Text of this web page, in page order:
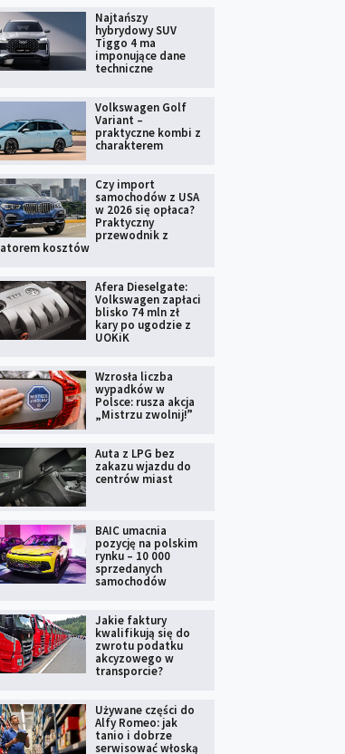
Najtańszy
hybrydowy SUV
Tiggo 4 ma
imponujące dane
techniczne
Volkswagen Golf
Variant –
praktyczne kombi z
charakterem
Czy import
samochodów z USA
w 2026 się opłaca?
Praktyczny
przewodnik z
kosztów
Afera Dieselgate:
Volkswagen zapłaci
blisko 74 mln zł
kary po ugodzie z
UOKiK
Wzrosła liczba
wypadków w
Polsce: rusza akcja
„Mistrzu zwolnij!”
Auta z LPG bez
zakazu wjazdu do
centrów miast
BAIC umacnia
pozycję na polskim
rynku – 10 000
sprzedanych
samochodów
Jakie faktury
kwalifikują się do
zwrotu podatku
akcyzowego w
transporcie?
Używane części do
Alfy Romeo: jak
tanio i dobrze
serwisować włoską